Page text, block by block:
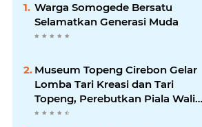
Warga Somogede Bersatu
Selamatkan Generasi Muda
Museum Topeng Cirebon Gelar
Lomba Tari Kreasi dan Tari
Topeng, Perebutkan Piala Wali
Kota